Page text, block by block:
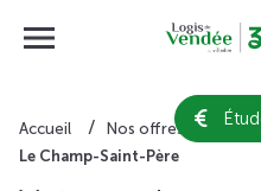
Accueil Nos offres de
Le Champ-Saint-Père